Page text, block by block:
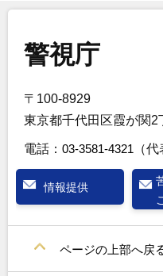
警視庁
〒100-8929
東京都千代田区霞が関2
電話： 03-3581-4321 （代
情報提供
ページの上部へ戻